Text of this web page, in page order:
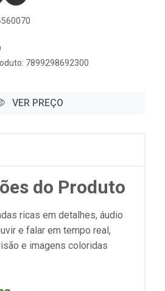
7899298692300
VER PREÇO
do Produto
ricas em detalhes, áudio
e falar em tempo real,
e imagens coloridas